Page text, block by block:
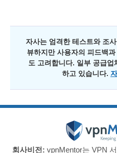
자사는 엄격한 테스트와 조
뷰하지만 사용자의 피드백
도 고려합니다. 일부 공급
하고 있습니다.
회사비전: vpnMentor는 VPN